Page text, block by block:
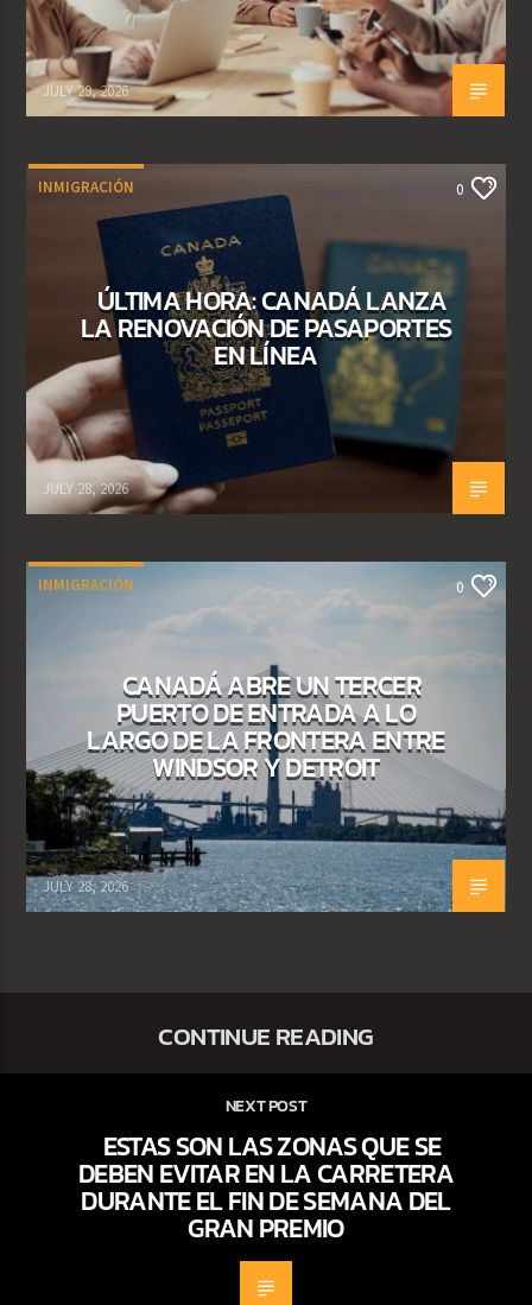
JULY 29, 2026
INMIGRACIÓN 0
ÚLTIMA HORA: CANADÁ LANZA
LA RENOVACIÓN DE PASAPORTES
EN LÍNEA
JULY 28, 2026
INMIGRACIÓN 0
CANADÁ ABRE UN TERCER
PUERTO DE ENTRADA A LO
LARGO DE LA FRONTERA ENTRE
WINDSOR Y DETROIT
JULY 28, 2026
CONTINUE READING
NEXT POST
ESTAS SON LAS ZONAS QUE SE
DEBEN EVITAR EN LA CARRETERA
DURANTE EL FIN DE SEMANA DEL
GRAN PREMIO